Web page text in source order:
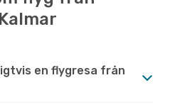
en flygresa från